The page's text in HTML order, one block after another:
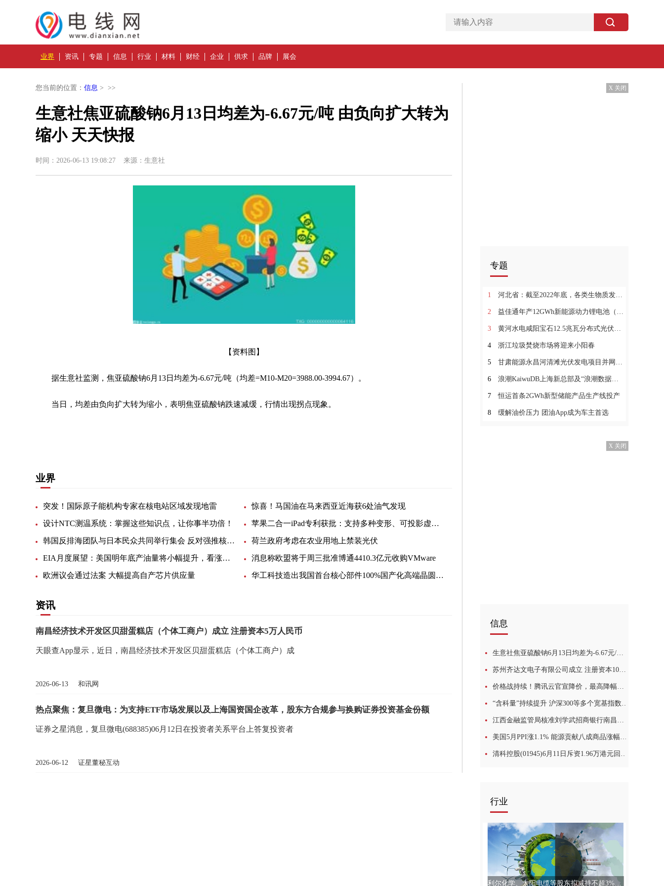
业界 资讯 专题 信息 行业 材料 财经 企业 供求 品牌 展会
您当前的位置： 信息 > >>
生意社焦亚硫酸钠6月13日均差为-6.67元/吨 由负向扩大转为
缩小 天天快报
时间：2026-06-13 19:08:27 来源：生意社
【资料图】
据生意社监测，焦亚硫酸钠6月13日均差为-6.67元/吨（均差=M10-M20=3988.00-3994.67）。
当日，均差由负向扩大转为缩小，表明焦亚硫酸钠跌速减缓，行情出现拐点现象。
业界
突发！国际原子能机构专家在核电站区域发现地雷 惊喜！马国油在马来西亚近海获6处油气发现
设计NTC测温系统：掌握这些知识点，让你事半功倍！ 苹果二合一iPad专利获批：支持多种变形、可投影虚拟键盘
韩国反排海团队与日本民众共同举行集会 反对强推核污染水排海 荷兰政府考虑在农业用地上禁装光伏
EIA月度展望：美国明年底产油量将小幅提升，看涨未来油价 消息称欧盟将于周三批准博通4410.3亿元收购VMware
欧洲议会通过法案 大幅提高自产芯片供应量 华工科技造出我国首台核心部件100%国产化高端晶圆激光切割设备
资讯
南昌经济技术开发区贝甜蛋糕店（个体工商户）成立 注册资本5万人民币
天眼查App显示，近日，南昌经济技术开发区贝甜蛋糕店（个体工商户）成
2026-06-13 和讯网
热点聚焦：复旦微电：为支持ETF市场发展以及上海国资国企改革，股东方合规参与换购证券投资基金份额
证券之星消息，复旦微电(688385)06月12日在投资者关系平台上答复投资者
2026-06-12 证星董秘互动
X 关闭
专题
1 河北省：截至2022年底，各类生物质发电装机容量总计约2191MW
2 益佳通年产12GWh新能源动力锂电池（一期）项目投产
3 黄河水电咸阳宝石12.5兆瓦分布式光伏项目并网发电
4 浙江垃圾焚烧市场将迎来小阳春
5 甘肃能源永昌河清滩光伏发电项目并网发电
6 浪潮KaiwuDB上海新总部及“浪潮数据库产业联合实验室”落成
7 恒运首条2GWh新型储能产品生产线投产
8 缓解油价压力 团油App成为车主首选
X 关闭
信息
生意社焦亚硫酸钠6月13日均差为-6.67元/吨 由负向扩大转为缩小 天天快报
苏州齐达文电子有限公司成立 注册资本10万人民币-每日热讯
价格战持续！腾讯云官宣降价，最高降幅超 60%
“含科量”持续提升 沪深300等多个宽基指数样本调整|每日速看
江西金融监管局核准刘学武招商银行南昌分行行长任职资格 当前聚焦
美国5月PPI涨1.1% 能源贡献八成商品涨幅 通胀全面扩散
清科控股(01945)6月11日斥资1.96万港元回购1.28万股|快资讯
行业
利尔化学、太阳电缆等股东拟减持不超3%股份，11家A股公司股东减持计划一览